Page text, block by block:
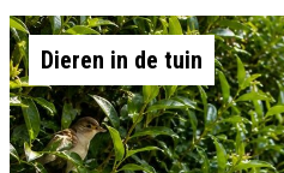
Dieren in de tuin